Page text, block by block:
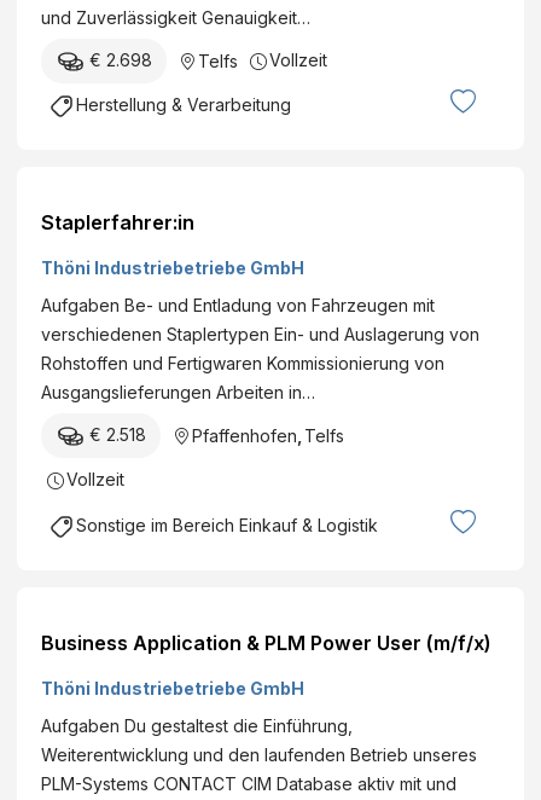
und Zuverlässigkeit Genauigkeit…
€ 2.698 Telfs Vollzeit
Herstellung & Verarbeitung
Staplerfahrer:in
Thöni Industriebetriebe GmbH
Aufgaben Be- und Entladung von Fahrzeugen mit
verschiedenen Staplertypen Ein- und Auslagerung von
Rohstoffen und Fertigwaren Kommissionierung von
Ausgangslieferungen Arbeiten in…
€ 2.518 Pfaffenhofen,Telfs
Vollzeit
Sonstige im Bereich Einkauf & Logistik
Business Application & PLM Power User (m/f/x)
Thöni Industriebetriebe GmbH
Aufgaben Du gestaltest die Einführung,
Weiterentwicklung und den laufenden Betrieb unseres
PLM-Systems CONTACT CIM Database aktiv mit und